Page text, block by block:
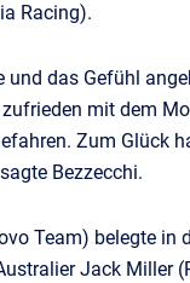
Racing).
und das Gefühl
mit dem
Zum Glück
Bezzecchi.
Team) belegte in
Jack Miller